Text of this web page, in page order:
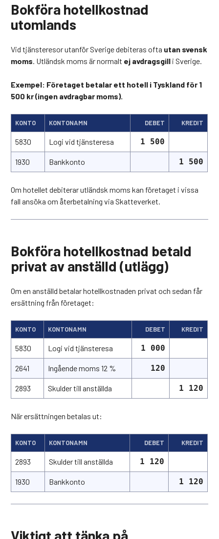
Bokföra hotellkostnad
utomlands
Vid tjänsteresor utanför Sverige debiteras ofta utan svensk
moms. Utländsk moms är normalt ej avdragsgill i Sverige.
Exempel: Företaget betalar ett hotell i Tyskland för 1
500 kr (ingen avdragbar moms).
KONTO KONTONAMN DEBET KREDIT
5830 Logi vid tjänsteresa 1 500
1930 Bankkonto 1 500
Om hotellet debiterar utländsk moms kan företaget i vissa
fall ansöka om återbetalning via Skatteverket.
Bokföra hotellkostnad betald
privat av anställd (utlägg)
Om en anställd betalar hotellkostnaden privat och sedan får
ersättning från företaget:
KONTO KONTONAMN DEBET KREDIT
5830 Logi vid tjänsteresa 1 000
2641 Ingående moms 12 % 120
2893 Skulder till anställda 1 120
När ersättningen betalas ut:
KONTO KONTONAMN DEBET KREDIT
2893 Skulder till anställda 1 120
1930 Bankkonto 1 120
Viktigt att tänka på